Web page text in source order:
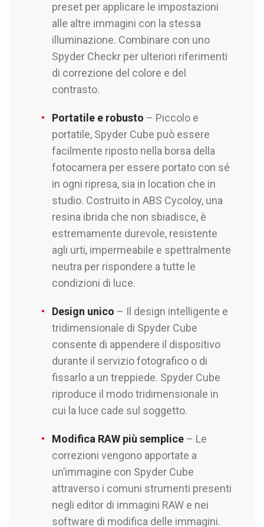
preset per applicare le impostazioni
alle altre immagini con la stessa
illuminazione. Combinare con uno
Spyder Checkr per ulteriori riferimenti
di correzione del colore e del
contrasto.
Portatile e robusto – Piccolo e
portatile, Spyder Cube può essere
facilmente riposto nella borsa della
fotocamera per essere portato con sé
in ogni ripresa, sia in location che in
studio. Costruito in ABS Cycoloy, una
resina ibrida che non sbiadisce, è
estremamente durevole, resistente
agli urti, impermeabile e spettralmente
neutra per rispondere a tutte le
condizioni di luce.
Design unico – Il design intelligente e
tridimensionale di Spyder Cube
consente di appendere il dispositivo
durante il servizio fotografico o di
fissarlo a un treppiede. Spyder Cube
riproduce il modo tridimensionale in
cui la luce cade sul soggetto.
Modifica RAW più semplice – Le
correzioni vengono apportate a
un’immagine con Spyder Cube
attraverso i comuni strumenti presenti
negli editor di immagini RAW e nei
software di modifica delle immagini.